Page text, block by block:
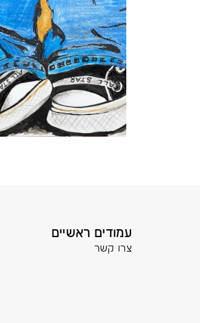
עמודים ראשיים
צרו קשר